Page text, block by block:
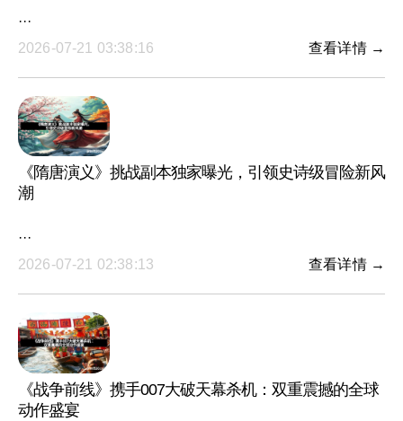
···
2026-07-21 03:38:16
查看详情 →
《隋唐演义》挑战副本独家曝光，引领史诗级冒险新风
潮
···
2026-07-21 02:38:13
查看详情 →
《战争前线》携手007大破天幕杀机：双重震撼的全球
动作盛宴